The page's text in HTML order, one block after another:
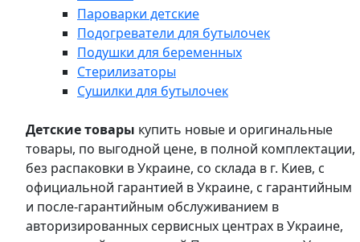
Пароварки детские
Подогреватели для бутылочек
Подушки для беременных
Стерилизаторы
Сушилки для бутылочек
Детские товары купить новые и оригинальные
товары, по выгодной цене, в полной комплектации,
без распаковки в Украине, со склада в г. Киев, с
официальной гарантией в Украине, с гарантийным
и после-гарантийным обслуживанием в
авторизированных сервисных центрах в Украине,